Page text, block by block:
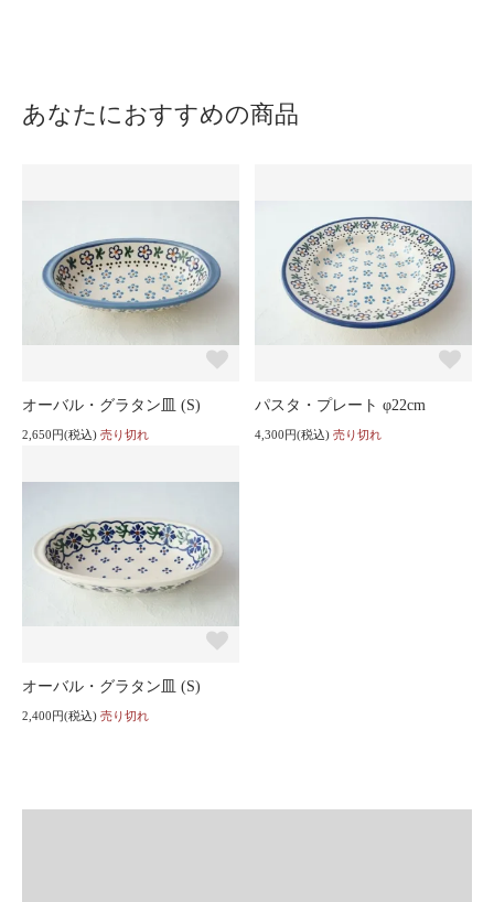
あなたにおすすめの商品
オーバル・グラタン皿 (S)
2,650円(税込) 売り切れ
パスタ・プレート φ22cm
4,300円(税込) 売り切れ
オーバル・グラタン皿 (S)
2,400円(税込) 売り切れ